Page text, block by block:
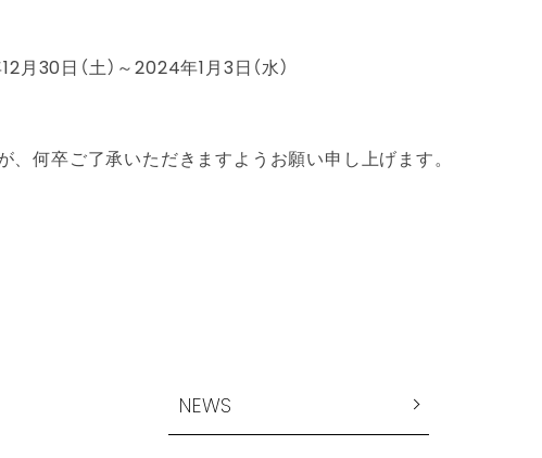
30日（土）～2024年1月3日（水）
、何卒ご了承いただきますようお願い申し上げます。
NEWS